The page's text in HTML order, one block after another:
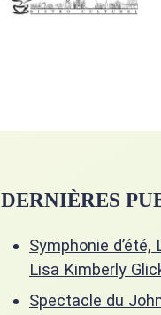
DERNIÈRES
Symphonie
Lisa Kimberly
Spectacle du